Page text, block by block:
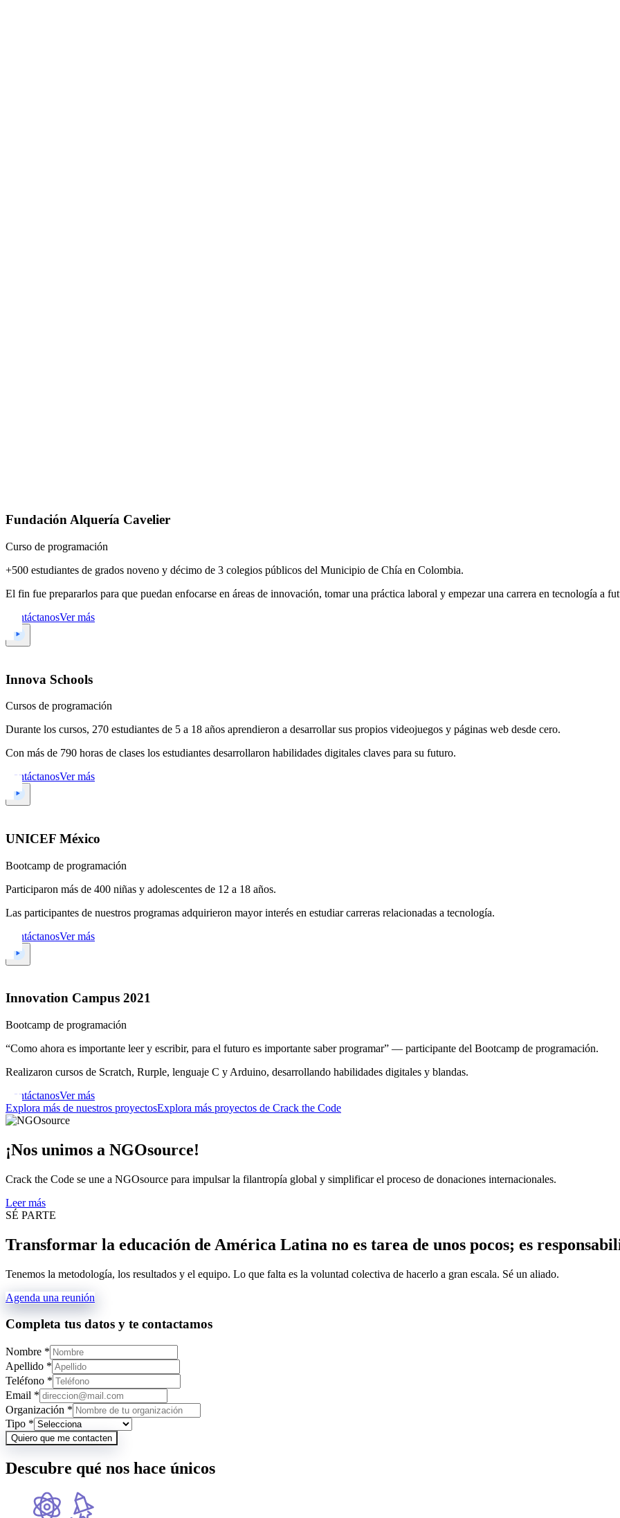
Fundación Alquería Cavelier
Curso de programación
+500 estudiantes de grados noveno y décimo de 3 colegios públicos del Municipio de Chía en Colombia.
El fin fue prepararlos para que puedan enfocarse en áreas de innovación, tomar una práctica laboral y empezar una carrera en tecnología a
ContáctanosVer más
Innova Schools
Cursos de programación
Durante los cursos, 270 estudiantes de 5 a 18 años aprendieron a desarrollar sus propios videojuegos y páginas web desde cero.
Con más de 790 horas de clases los estudiantes desarrollaron habilidades digitales claves para su futuro.
ContáctanosVer más
UNICEF México
Bootcamp de programación
Participaron más de 400 niñas y adolescentes de 12 a 18 años.
Las participantes de nuestros programas adquirieron mayor interés en estudiar carreras relacionadas a tecnología.
ContáctanosVer más
Innovation Campus 2021
Bootcamp de programación
“Como ahora es importante leer y escribir, para el futuro es importante saber programar” — participante del Bootcamp de programación.
Realizaron cursos de Scratch, Rurple, lenguaje C y Arduino, desarrollando habilidades digitales y blandas.
ContáctanosVer más
Explora más de nuestros proyectosExplora más proyectos de Crack the Code
¡Nos unimos a NGOsource!
Crack the Code se une a NGOsource para impulsar la filantropía global y simplificar el proceso de donaciones internacionales.
Leer más
SÉ PARTE
Transformar la educación de América Latina no es tarea de unos pocos; es
Tenemos la metodología, los resultados y el equipo. Lo que falta es la voluntad colectiva de hacerlo a gran escala. Sé un aliado.
Agenda una reunión
Completa tus datos y te contactamos
Nombre *
Apellido *
Teléfono *
Email *
Organización *
Tipo *
Quiero que me contacten
Descubre qué nos hace únicos